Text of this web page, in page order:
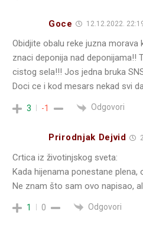
Goce 12.12.2022.
Obidjite obalu reke juzna morava
znaci deponija nad deponijama!!
cistog sela!!! Jos jedna bruka
Doci ce i kod mesars nekad svi
3 -1 Odgovori
Prirodnjak Dejvid
Crtica iz životinjskog sveta:
Kada hijenama ponestane plena,
Ne znam što sam ovo napisao,
1 0 Odgovori